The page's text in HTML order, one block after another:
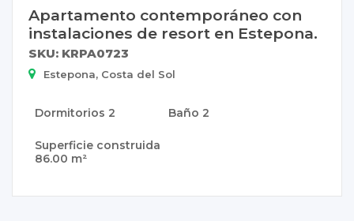
Apartamento contemporáneo con
instalaciones de resort en Estepona.
SKU: KRPA0723
Estepona, Costa del Sol
Dormitorios 2 Baño 2
Superficie construida
86.00 m²